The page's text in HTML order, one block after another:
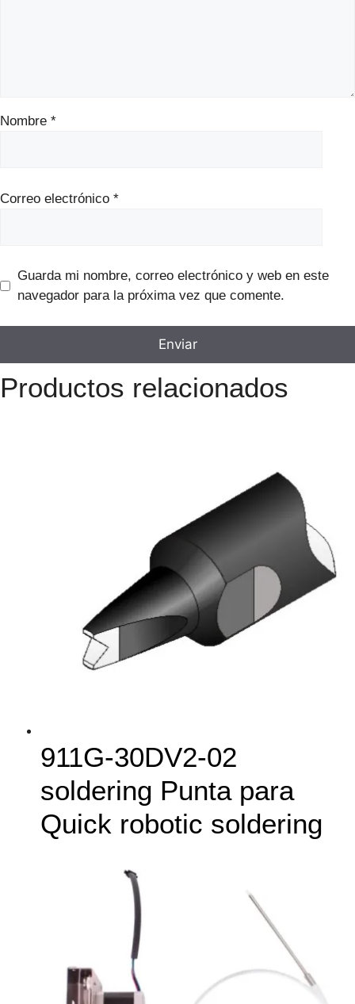
Nombre *
Correo electrónico *
Guarda mi nombre, correo electrónico y web en este
navegador para la próxima vez que comente.
Productos relacionados
911G‑30DV2-02
soldering Punta para
Quick robotic soldering